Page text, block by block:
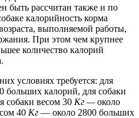
быть рассчитан также и по
калорийность корма
выполняемой работы,
При этом чем крупнее
количество калорий
условиях требуется: для
больших калорий, для собаки
собаки весом 30 Кг —около
40 Кг — около 2800 больших